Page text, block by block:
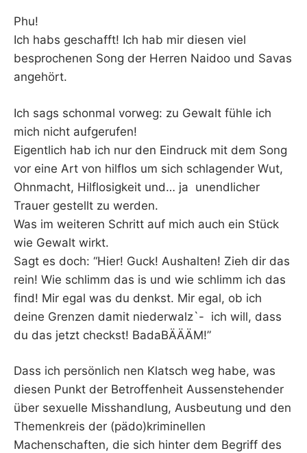
Phu!
Ich habs geschafft! Ich hab mir diesen viel
besprochenen Song der Herren Naidoo und Savas
angehört.
Ich sags schonmal vorweg: zu Gewalt fühle ich
mich nicht aufgerufen!
Eigentlich hab ich nur den Eindruck mit dem Song
vor eine Art von hilflos um sich schlagender Wut,
Ohnmacht, Hilflosigkeit und… ja unendlicher
Trauer gestellt zu werden.
Was im weiteren Schritt auf mich auch ein Stück
wie Gewalt wirkt.
Sagt es doch: “Hier! Guck! Aushalten! Zieh dir das
rein! Wie schlimm das is und wie schlimm ich das
find! Mir egal was du denkst. Mir egal, ob ich
deine Grenzen damit niederwalz`- ich will, dass
du das jetzt checkst! BadaBÄÄÄM!”
Dass ich persönlich nen Klatsch weg habe, was
diesen Punkt der Betroffenheit Aussenstehender
über sexuelle Misshandlung, Ausbeutung und den
Themenkreis der (pädo)kriminellen
Machenschaften, die sich hinter dem Begriff des